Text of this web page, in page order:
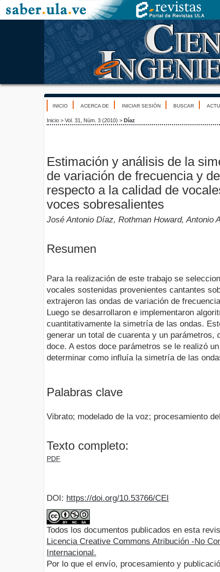
INICIO ACERCA DE INICIAR SESIÓN BUSCAR
Inicio > Vol. 31, Núm. 3 (2010) > Díaz
Estimación y análisis de la
de variación de frecuencia y
respecto a la calidad de
voces sobresalientes
José Antonio Díaz, Rothman Howard, Antonio
Resumen
Para la realización de este trabajo se
vocales sostenidas provenientes cantantes
extrajeron las ondas de variación de
Luego se desarrollaron e implementaron
cuantitativamente la simetría de las ondas.
generar un total de cuarenta y un parámetros,
doce. A estos doce parámetros se le realizó
determinar como influía la simetría de las
Palabras clave
Vibrato; modelado de la voz; procesamiento
Texto completo:
PDF
DOI: https://doi.org/10.53766/CEI
Todos los documentos publicados en esta
Licencia Creative Commons Atribución -No
Internacional.
Por lo que el envío, procesamiento y